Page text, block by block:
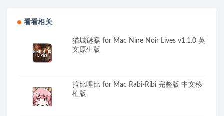
看看相关
猫城谜案 for Mac Nine Noir Lives v1.1.0 英
文原生版
拉比哩比 for Mac Rabi-Ribi 完整版 中文移
植版